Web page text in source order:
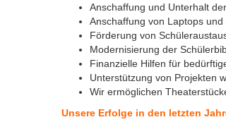
Anschaffung und Unterhalt
Anschaffung von Laptops
Förderung von
Modernisierung der
Finanzielle Hilfen für
Unterstützung von Projekten
Wir ermöglichen
Unsere Erfolge in den letzten